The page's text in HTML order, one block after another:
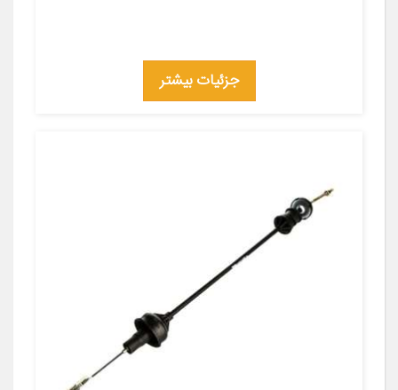
جزئیات بیشتر